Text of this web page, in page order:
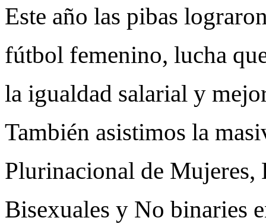
Este año las pibas
fútbol femenino, lucha
la igualdad salarial y
También asistimos la
Plurinacional de Mujeres,
Bisexuales y No binaries